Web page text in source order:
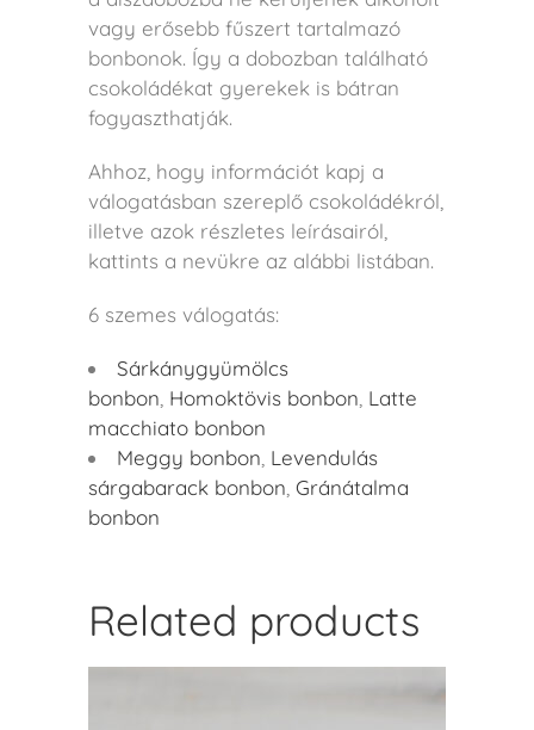
vagy erősebb fűszert tartalmazó
bonbonok. Így a dobozban található
csokoládékat gyerekek is bátran
fogyaszthatják.
Ahhoz, hogy információt kapj a
válogatásban szereplő csokoládékról,
illetve azok részletes leírásairól,
kattints a nevükre az alábbi listában.
6 szemes válogatás:
Sárkánygyümölcs
bonbon, Homoktövis bonbon, Latte
macchiato bonbon
Meggy bonbon, Levendulás
sárgabarack bonbon, Gránátalma
bonbon
Related products